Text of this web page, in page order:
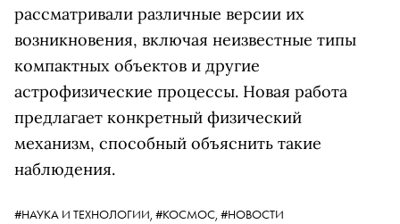
рассматривали различные версии их
возникновения, включая неизвестные типы
компактных объектов и другие
астрофизические процессы. Новая работа
предлагает конкретный физический
механизм, способный объяснить такие
наблюдения.
#НАУКА И ТЕХНОЛОГИИ, #КОСМОС, #НОВОСТИ